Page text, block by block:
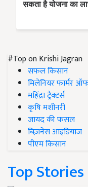
#Top on Krishi Jagran
सफल किसान
मिलेनियर फार्मर ऑफ
महिंद्रा ट्रैक्टर्स
कृषि मशीनरी
जायद की फसल
बिज़नेस आइडियाज
पीएम किसान
Top Stories